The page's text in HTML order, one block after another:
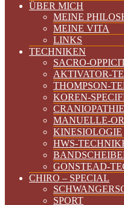
ÜBER MICH
MEINE
MEINE VITA
LINKS
TECHNIKEN
SACRO-
AKTIVATOR-
THOMPSON-
KOREN-
CRANIOPATHIE
MANUELLE-
KINESIOLOGIE
HWS-
GONSTEAD-
CHIRO – SPECIAL
SPORT